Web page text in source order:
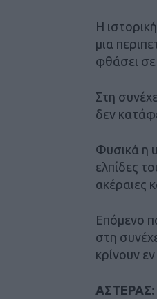
Η
μια
φθάσει σε
Στη
δεν
Φυσικά η
ελπίδες
ακέραιες
Επόμενο
στη
κρίνουν
ΑΣΤΕΡΑΣ: